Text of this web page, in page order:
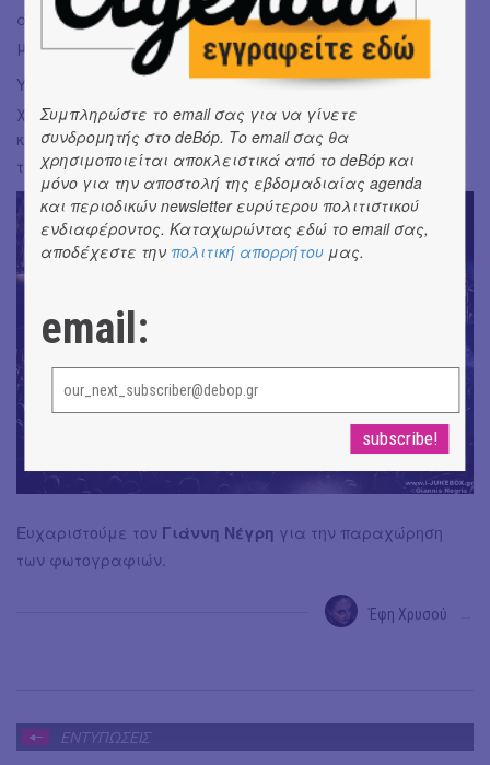
άσπρα μαλλιά πλέον, μοιράστηκαν μοναδικές στιγμές
με όλους όσοι κατάφεραν και βρέθηκαν εκεί.
ΥΓ: Συγκινητικό γεγονός που δεν μπορώ να παραλείψω: οι
χιλιάδες άνθρωποι που δε βρήκαν εισιτήριο και είχαν
κατακλύσει το Γκάζι περιμετρικά και «παρακολούθησαν»
τη συναυλία απέξω!
Ευχαριστούμε τον Γιάννη Νέγρη για την παραχώρηση
των φωτογραφιών.
Έφη Χρυσού
ΕΝΤΥΠΩΣΕΙΣ
Συμπληρώστε το email σας για να γίνετε
συνδρομητής στο deBόp. Το email σας θα
χρησιμοποιείται αποκλειστικά από το deBόp και
μόνο για την αποστολή της εβδομαδιαίας agenda
και περιοδικών newsletter ευρύτερου πολιτιστικού
ενδιαφέροντος. Καταχωρώντας εδώ το email σας,
αποδέχεστε την πολιτική απορρήτου μας.
email: